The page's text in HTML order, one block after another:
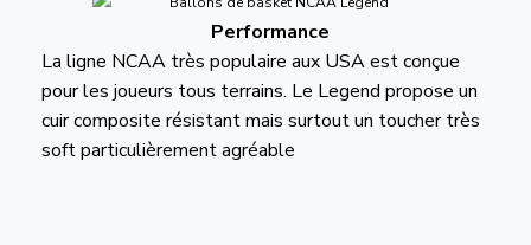
Performance
La ligne NCAA très populaire aux USA est conçue
pour les joueurs tous terrains. Le Legend propose un
cuir composite résistant mais surtout un toucher très
soft particulièrement agréable